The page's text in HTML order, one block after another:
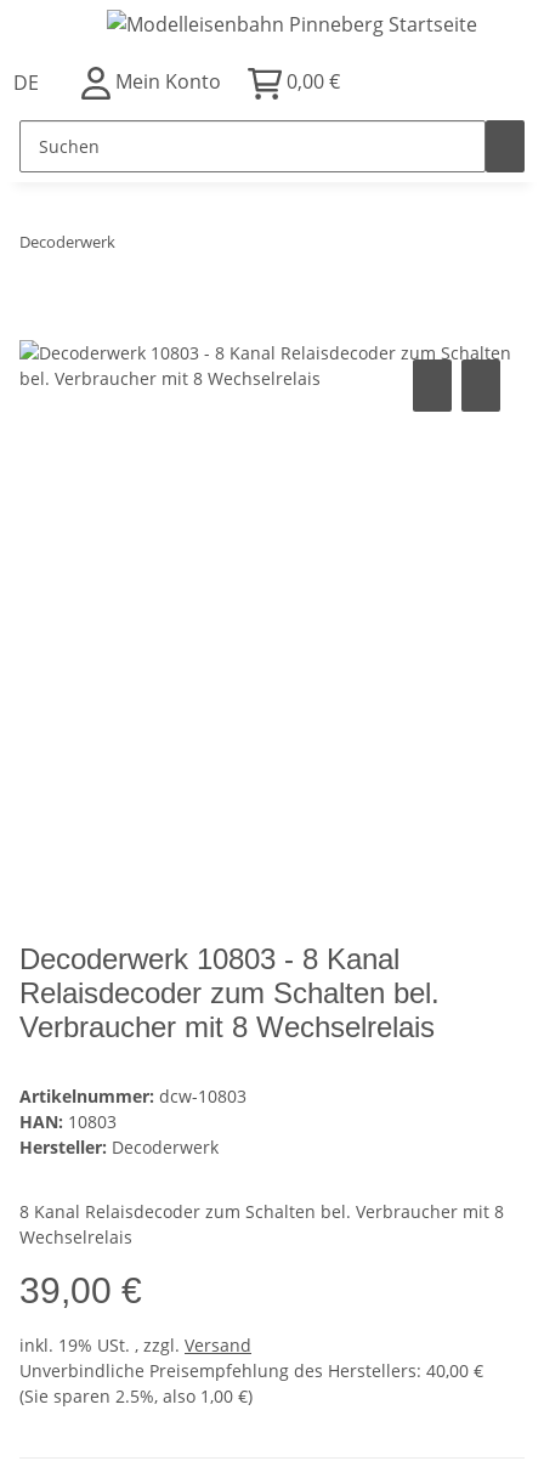
DE Mein Konto 0,00 €
Decoderwerk
Decoderwerk 10803 - 8 Kanal
Relaisdecoder zum Schalten bel.
Verbraucher mit 8 Wechselrelais
Artikelnummer: dcw-10803
HAN: 10803
Hersteller: Decoderwerk
8 Kanal Relaisdecoder zum Schalten bel. Verbraucher mit 8
Wechselrelais
39,00 €
inkl. 19% USt. , zzgl. Versand
Unverbindliche Preisempfehlung des Herstellers: 40,00 €
(Sie sparen 2.5%, also 1,00 €)